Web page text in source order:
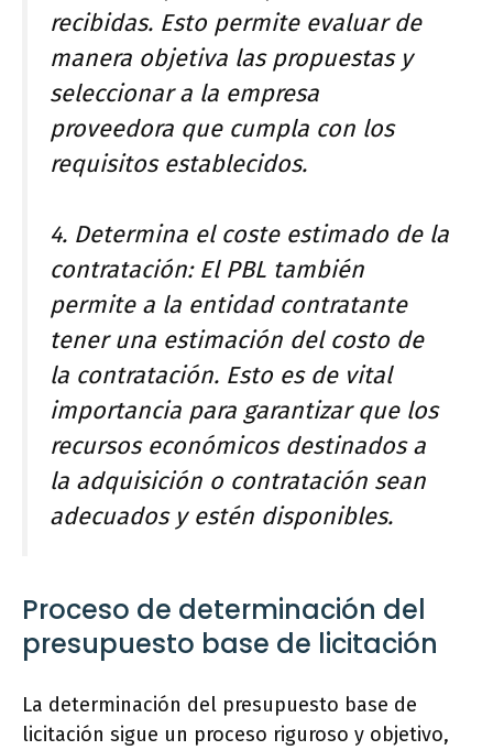
recibidas. Esto permite evaluar de
manera objetiva las propuestas y
seleccionar a la empresa
proveedora que cumpla con los
requisitos establecidos.
4. Determina el coste estimado de la
contratación: El PBL también
permite a la entidad contratante
tener una estimación del costo de
la contratación. Esto es de vital
importancia para garantizar que los
recursos económicos destinados a
la adquisición o contratación sean
adecuados y estén disponibles.
Proceso de determinación del
presupuesto base de licitación
La determinación del presupuesto base de
licitación sigue un proceso riguroso y objetivo,